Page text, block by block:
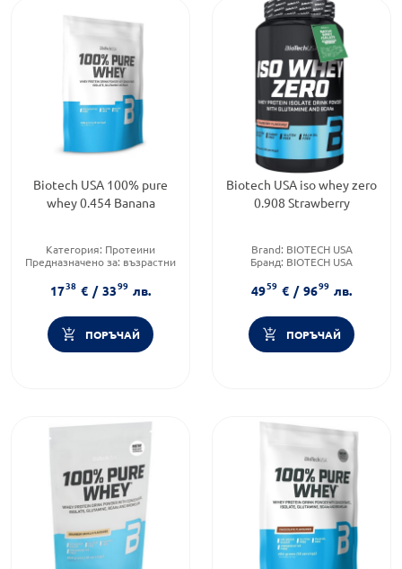
Biotech USA 100% pure
whey 0.454 Banana
Категория: Протеини
Предназначено за: възрастни
1738 € / 3399 лв.
ПОРЪЧАЙ
Biotech USA iso whey zero
0.908 Strawberry
Brand: BIOTECH USA
Бранд: BIOTECH USA
4959 € / 9699 лв.
ПОРЪЧАЙ